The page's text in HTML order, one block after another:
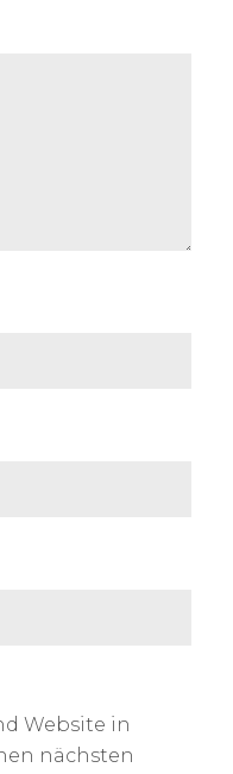
Website in
nächsten